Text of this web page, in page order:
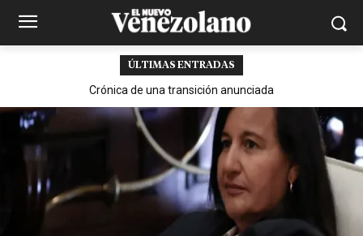
ÚLTIMAS ENTRADAS
Crónica de una transición anunciada